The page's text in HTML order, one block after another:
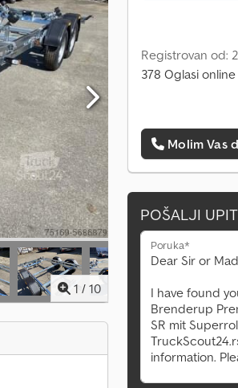
1 / 10
Registrovan od:
378 Oglasi online
Molim Vas
POŠALJI UPIT
Poruka*